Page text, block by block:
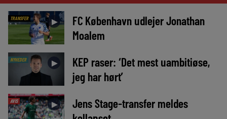
TRANSFER ►
FC København udlejer Jonathan
Moalem
NYHEDER ►
KEP raser: ‘Det mest uambitiøse,
jeg har hørt’
AVIS ►
Jens Stage-transfer meldes